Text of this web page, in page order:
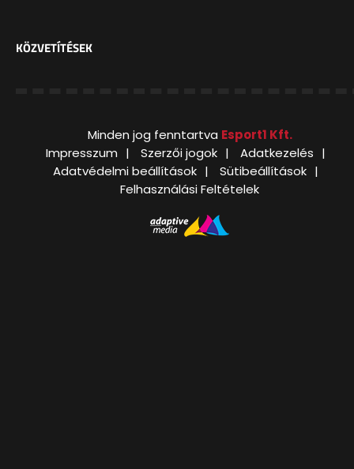
KÖZVETÍTÉSEK
Minden jog fenntartva Esport1 Kft.
Impresszum
Szerzői jogok
Adatkezelés
Adatvédelmi beállítások
Sütibeállítások
Felhasználási Feltételek